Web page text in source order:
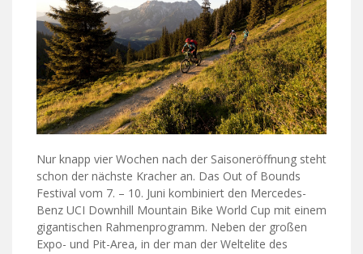
Nur knapp vier Wochen nach der Saisoneröffnung steht
schon der nächste Kracher an. Das Out of Bounds
Festival vom 7. – 10. Juni kombiniert den Mercedes-
Benz UCI Downhill Mountain Bike World Cup mit einem
gigantischen Rahmenprogramm. Neben der großen
Expo- und Pit-Area, in der man der Weltelite des